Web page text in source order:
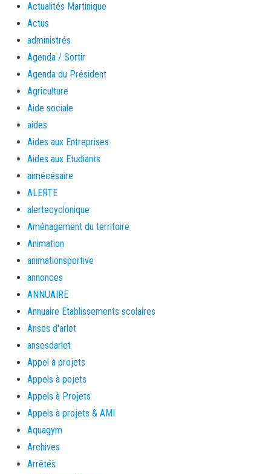
Actualités Martinique
Actus
administrés
Agenda / Sortir
Agenda du Président
Agriculture
Aide sociale
aides
Aides aux Entreprises
Aides aux Etudiants
aimécésaire
ALERTE
alertecyclonique
Aménagement du territoire
Animation
animationsportive
annonces
ANNUAIRE
Annuaire Etablissements scolaires
Anses d'arlet
ansesdarlet
Appel à projets
Appels à pojets
Appels à Projets
Appels à projets & AMI
Aquagym
Archives
Arrêtés